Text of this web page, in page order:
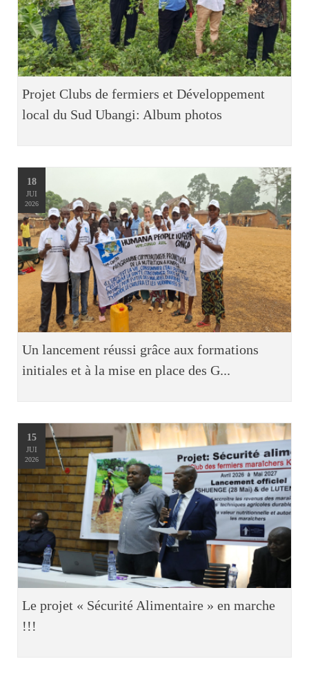
Projet Clubs de fermiers et Développement
local du Sud Ubangi: Album photos
18
JUI
2026
Un lancement réussi grâce aux formations
initiales et à la mise en place des G...
15
JUI
2026
Le projet « Sécurité Alimentaire » en marche
!!!